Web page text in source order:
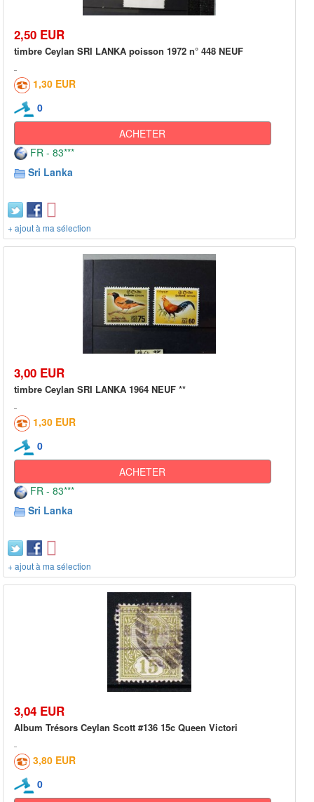
2,50 EUR
timbre Ceylan SRI LANKA poisson 1972 n° 448 NEUF
1,30 EUR
0
ACHETER
FR - 83***
Sri Lanka
+ ajout à ma sélection
3,00 EUR
timbre Ceylan SRI LANKA 1964 NEUF **
1,30 EUR
0
ACHETER
FR - 83***
Sri Lanka
+ ajout à ma sélection
3,04 EUR
Album Trésors Ceylan Scott #136 15c Queen Victori
3,80 EUR
0